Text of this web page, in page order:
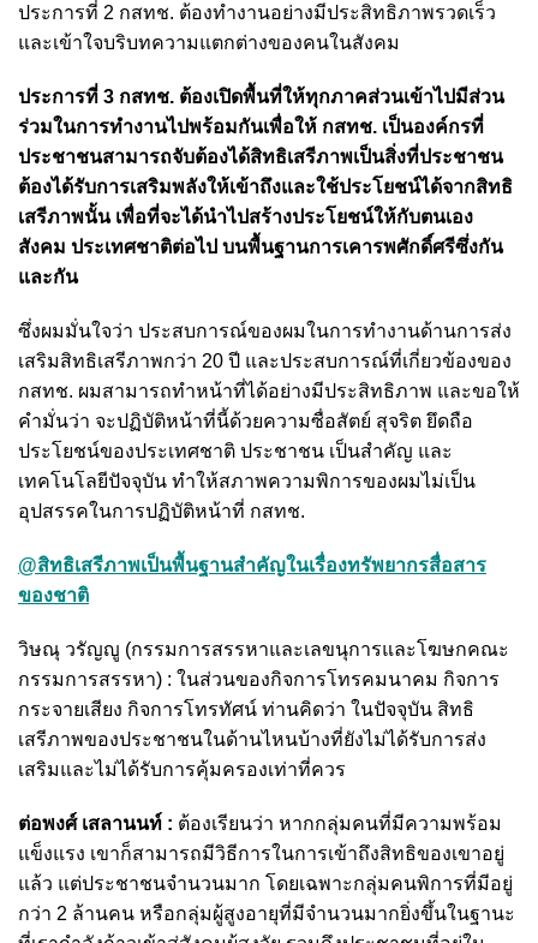
ประการที่ 2 กสทช. ต้องทำงานอย่างมีประสิทธิภาพรวดเร็ว
และเข้าใจบริบทความแตกต่างของคนในสังคม
ประการที่ 3 กสทช. ต้องเปิดพื้นที่ให้ทุกภาคส่วนเข้าไปมีส่วน
ร่วมในการทำงานไปพร้อมกันเพื่อให้ กสทช. เป็นองค์กรที่
ประชาชนสามารถจับต้องได้สิทธิเสรีภาพเป็นสิ่งที่ประชาชน
ต้องได้รับการเสริมพลังให้เข้าถึงและใช้ประโยชน์ได้จากสิทธิ
เสรีภาพนั้น เพื่อที่จะได้นำไปสร้างประโยชน์ให้กับตนเอง
สังคม ประเทศชาติต่อไป บนพื้นฐานการเคารพศักดิ์ศรีซึ่งกัน
และกัน
ซึ่งผมมั่นใจว่า ประสบการณ์ของผมในการทำงานด้านการส่ง
เสริมสิทธิเสรีภาพกว่า 20 ปี และประสบการณ์ที่เกี่ยวข้องของ
กสทช. ผมสามารถทำหน้าที่ได้อย่างมีประสิทธิภาพ และขอให้
คำมั่นว่า จะปฏิบัติหน้าที่นี้ด้วยความซื่อสัตย์ สุจริต ยึดถือ
ประโยชน์ของประเทศชาติ ประชาชน เป็นสำคัญ และ
เทคโนโลยีปัจจุบัน ทำให้สภาพความพิการของผมไม่เป็น
อุปสรรคในการปฏิบัติหน้าที่ กสทช.
@สิทธิเสรีภาพเป็นพื้นฐานสำคัญในเรื่องทรัพยากรสื่อสาร
ของชาติ
วิษณุ วรัญญู (กรรมการสรรหาและเลขนุการและโฆษกคณะ
กรรมการสรรหา) : ในส่วนของกิจการโทรคมนาคม กิจการ
กระจายเสียง กิจการโทรทัศน์ ท่านคิดว่า ในปัจจุบัน สิทธิ
เสรีภาพของประชาชนในด้านไหนบ้างที่ยังไม่ได้รับการส่ง
เสริมและไม่ได้รับการคุ้มครองเท่าที่ควร
ต่อพงศ์ เสลานนท์ : ต้องเรียนว่า หากกลุ่มคนที่มีความพร้อม
แข็งแรง เขาก็สามารถมีวิธีการในการเข้าถึงสิทธิของเขาอยู่
แล้ว แต่ประชาชนจำนวนมาก โดยเฉพาะกลุ่มคนพิการที่มีอยู่
กว่า 2 ล้านคน หรือกลุ่มผู้สูงอายุที่มีจำนวนมากยิ่งขึ้นในฐานะ